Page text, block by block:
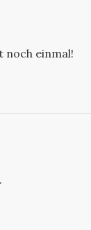
noch einmal!